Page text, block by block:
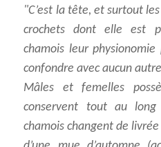
C’est la tête, et surtout
crochets dont elle est
chamois leur
confondre avec aucun
Mâles et femelles
conservent tout au
chamois changent de